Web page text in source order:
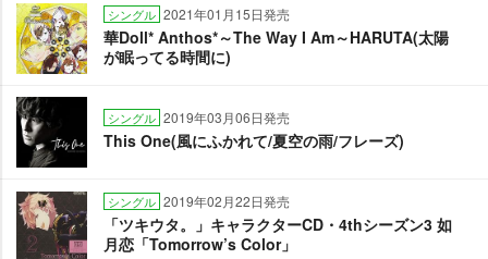
シングル 2021年01月15日発売
華Doll* Anthos*～The Way I Am～HARUTA(太陽
が眠ってる時間に)
シングル 2019年03月06日発売
This One(風にふかれて/夏空の雨/フレーズ)
シングル 2019年02月22日発売
「ツキウタ。」キャラクターCD・4thシーズン3 如
月恋「Tomorrow’s Color」